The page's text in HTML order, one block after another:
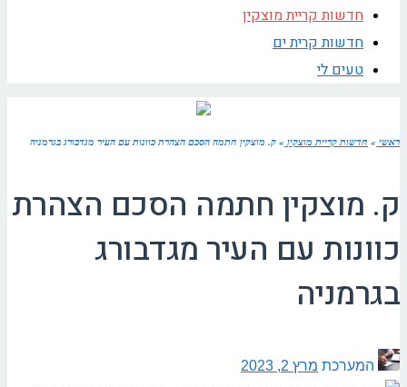
חדשות קריית מוצקין
חדשות קרית ים
טעים לי
ראשי » חדשות קריית מוצקין » ק. מוצקין חתמה הסכם הצהרת כוונות עם העיר מגדבורג בגרמניה
ק. מוצקין חתמה הסכם הצהרת
כוונות עם העיר מגדבורג
בגרמניה
המערכת מרץ 2, 2023